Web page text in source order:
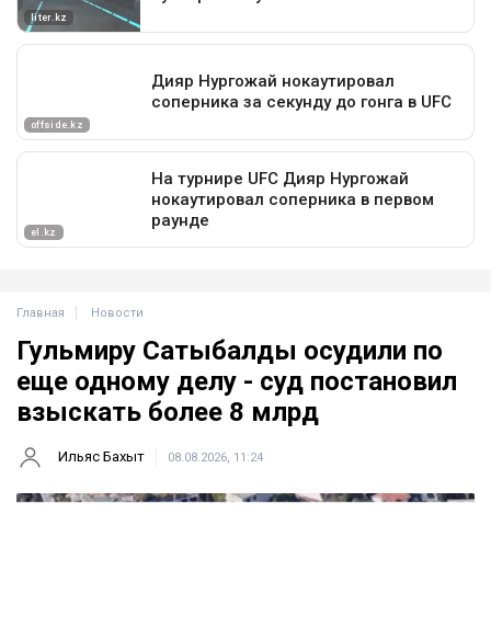
Главная Новости
Гульмиру Сатыбалды осудили по
еще одному делу - суд постановил
взыскать более 8 млрд
Ильяс Бахыт 08.08.2026, 11:24